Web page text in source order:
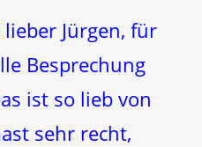
lieber Jürgen, für
Besprechung
ist so lieb von
sehr recht,